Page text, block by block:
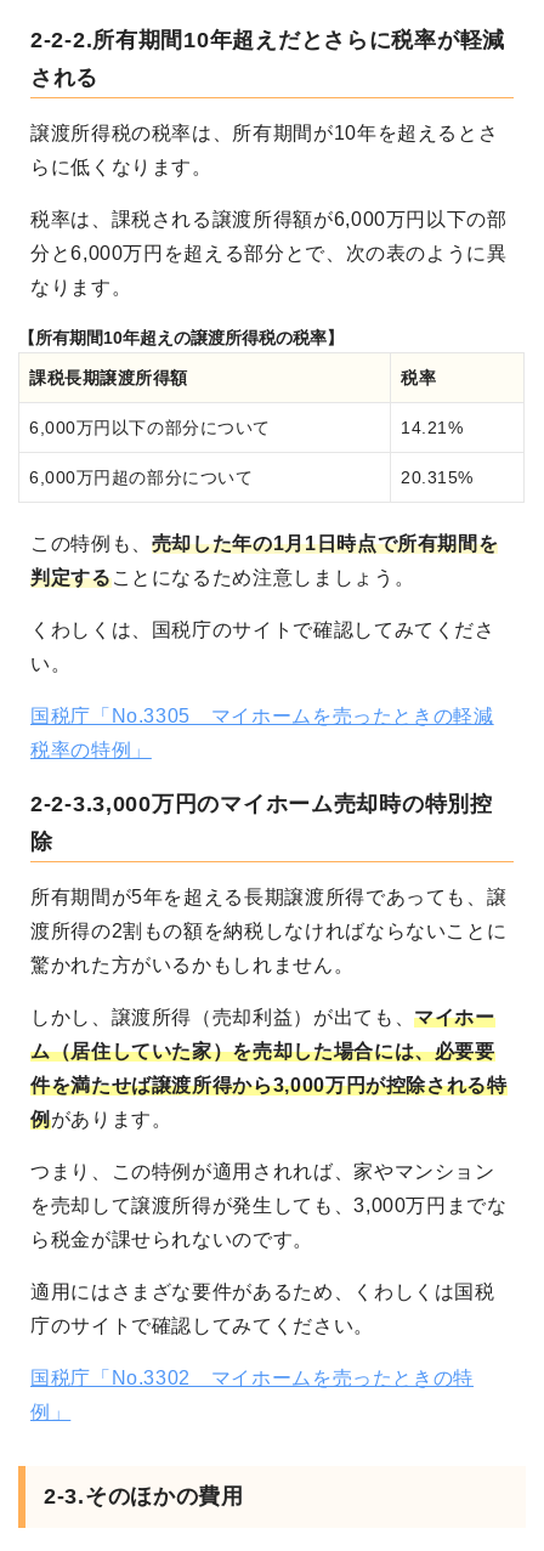
2-2-2.所有期間10年超えだとさらに税率が軽減
される
譲渡所得税の税率は、所有期間が10年を超えるとさ
らに低くなります。
税率は、課税される譲渡所得額が6,000万円以下の部
分と6,000万円を超える部分とで、次の表のように異
なります。
【所有期間10年超えの譲渡所得税の税率】
課税長期譲渡所得額 税率
6,000万円以下の部分について 14.21%
6,000万円超の部分について 20.315%
この特例も、 売却した年の1月1日時点で所有期間を
判定することになるため注意しましょう。
くわしくは、国税庁のサイトで確認してみてくださ
い。
国税庁「No.3305 マイホームを売ったときの軽減
税率の特例」
2-2-3.3,000万円のマイホーム売却時の特別控
除
所有期間が5年を超える長期譲渡所得であっても、譲
渡所得の2割もの額を納税しなければならないことに
驚かれた方がいるかもしれません。
しかし、譲渡所得（売却利益）が出ても、マイホー
ム（居住していた家）を売却した場合には、必要要
件を満たせば譲渡所得から3,000万円が控除される特
例があります。
つまり、この特例が適用されれば、家やマンション
を売却して譲渡所得が発生しても、3,000万円までな
ら税金が課せられないのです。
適用にはさまざな要件があるため、くわしくは国税
庁のサイトで確認してみてください。
国税庁「No.3302 マイホームを売ったときの特
例」
2-3.そのほかの費用